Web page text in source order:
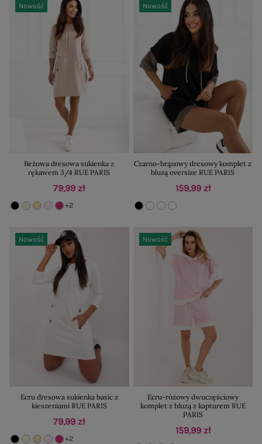
Nowość
Beżowa dresowa sukienka z
rękawem 3/4 RUE PARIS
79,99 zł
+2
Nowość
Czarno-brązowy dresowy komplet z
bluzą oversize RUE PARIS
159,99 zł
Nowość
Ecru dresowa sukienka basic z
kieszeniami RUE PARIS
79,99 zł
+2
Nowość
Ecru-różowy dwuczęściowy
komplet z bluzą z kapturem RUE
PARIS
159,99 zł